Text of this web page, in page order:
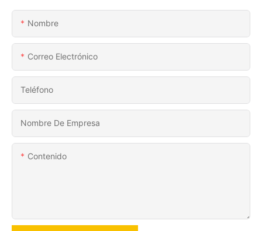
Nombre
Correo Electrónico
Teléfono
Nombre De Empresa
Contenido